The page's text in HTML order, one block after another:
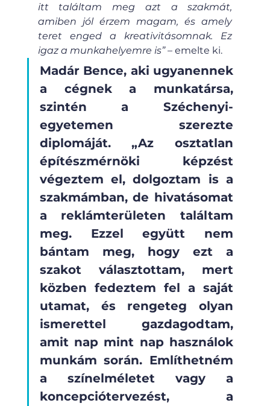
itt találtam meg azt a szakmát,
amiben jól érzem magam, és amely
teret enged a kreativitásomnak. Ez
igaz a munkahelyemre is” – emelte ki.
Madár Bence, aki ugyanennek
a cégnek a munkatársa,
szintén a Széchenyi-
egyetemen szerezte
diplomáját. „Az osztatlan
építészmérnöki képzést
végeztem el, dolgoztam is a
szakmámban, de hivatásomat
a reklámterületen találtam
meg. Ezzel együtt nem
bántam meg, hogy ezt a
szakot választottam, mert
közben fedeztem fel a saját
utamat, és rengeteg olyan
ismerettel gazdagodtam,
amit nap mint nap használok
munkám során. Említhetném
a színelméletet vagy a
koncepciótervezést, a